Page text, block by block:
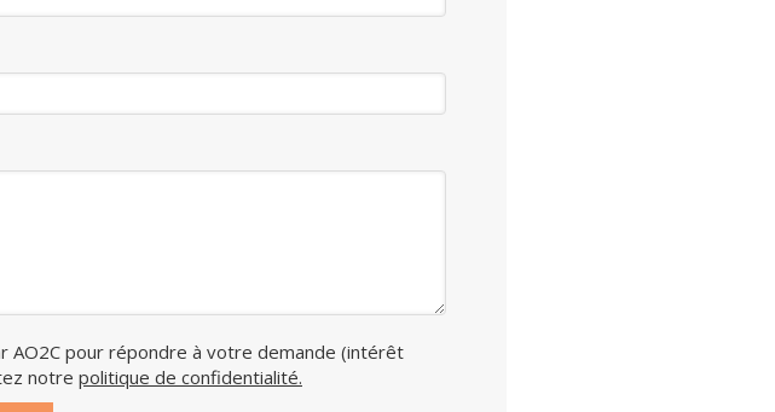
pour répondre à votre demande (intérêt
notre politique de confidentialité.